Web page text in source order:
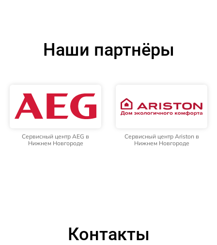
Наши партнёры
Сервисный центр AEG в
Нижнем Новгороде
Сервисный центр Ariston в
Нижнем Новгороде
Контакты